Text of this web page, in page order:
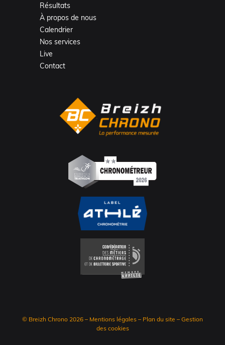
Résultats
À propos de nous
Calendrier
Nos services
Live
Contact
© Breizh Chrono 2026 – Mentions légales – Plan du site – Gestion
des cookies